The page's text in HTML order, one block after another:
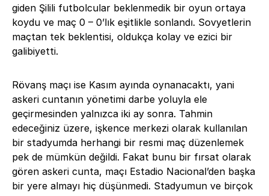
giden Şilili futbolcular beklenmedik bir oyun ortaya
koydu ve maç 0 – 0’lık eşitlikle sonlandı. Sovyetlerin
maçtan tek beklentisi, oldukça kolay ve ezici bir
galibiyetti.
Rövanş maçı ise Kasım ayında oynanacaktı, yani
askeri cuntanın yönetimi darbe yoluyla ele
geçirmesinden yalnızca iki ay sonra. Tahmin
edeceğiniz üzere, işkence merkezi olarak kullanılan
bir stadyumda herhangi bir resmi maç düzenlemek
pek de mümkün değildi. Fakat bunu bir fırsat olarak
gören askeri cunta, maçı Estadio Nacional’den başka
bir yere almayı hiç düşünmedi. Stadyumun ve birçok